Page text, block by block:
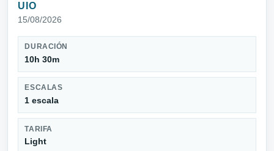
UIO
15/08/2026
DURACIÓN
10h 30m
ESCALAS
1 escala
TARIFA
Light